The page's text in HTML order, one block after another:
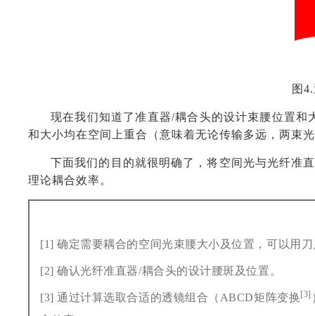
图
现在我们知道了准直器/耦合头的设计束腰位置
和大小均在空间上重合（意味着无论传输多远，两束
下面我们的目的就很明确了，将空间光与光纤准
理论耦合效率。
[1] 确定需要耦合的空间光束腰大小及位置，可以用
[2] 确认光纤准直器/耦合头的设计腰斑及位置。
[3] 通过计算选取合适的透镜组合（ABCD矩阵变换[3]